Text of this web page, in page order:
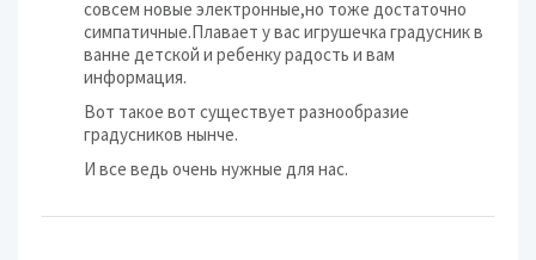
совсем новые электронные,но тоже достаточно
симпатичные.Плавает у вас игрушечка градусник в
ванне детской и ребенку радость и вам
информация.
Вот такое вот существует разнообразие
градусников нынче.
И все ведь очень нужные для нас.